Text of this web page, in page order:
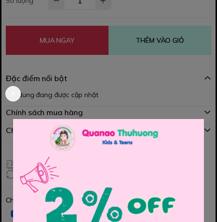
MUA NGAY THÊM VÀO GIỎ
Đặc điểm nổi bật
Nội dung đang được cập nhật
Chính sách mua hàng
Chính sách đổi hàng
Giao hàng toàn quốc
Đổi hàng 3 ngày (HCM), 7 ngày (Tỉnh)
Chia sẻ